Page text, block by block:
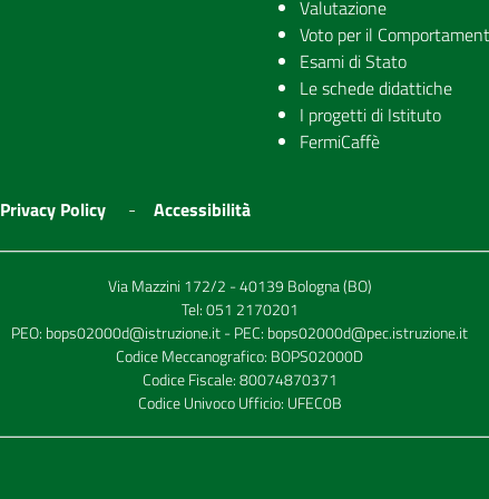
Valutazione
Voto per il
Esami di Stato
Le schede didattiche
I progetti di Istituto
FermiCaffè
Privacy Policy Accessibilità
Via Mazzini 172/2 - 40139 Bologna (BO)
Tel:051 2170201
PEO: bops02000d@istruzione.it- PEC: bops02000d@pec.istruzione.it
Codice Meccanografico: BOPS02000D
Codice Fiscale: 80074870371
Codice Univoco Ufficio: UFEC0B